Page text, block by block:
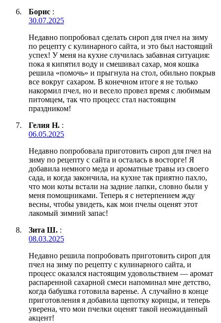
Борис :
30.07.2025
Недавно попробовал сделать сироп для пчел на зиму
по рецепту с кулинарного сайта, и это был настоящий
успех! У меня на кухне случилась забавная ситуация:
пока я кипятил воду и смешивал сахар, моя кошка
решила «помочь» и прыгнула на стол, обильно покрыв
все вокруг сахаром. В конечном итоге я не только
накормил пчел, но и весело провел время с любимым
питомцем, так что процесс стал настоящим
праздником!
Гелия Н. :
06.05.2025
Недавно попробовала приготовить сироп для пчел на
зиму по рецепту с сайта и осталась в восторге! Я
добавила немного меда и ароматные травы из своего
сада, и когда закончила, на кухне так приятно пахло,
что мои коты встали на задние лапки, словно были у
меня помощниками. Теперь я с нетерпением жду
весны, чтобы увидеть, как мои пчелы оценят этот
лакомый зимний запас!
Зита Ш. :
08.03.2025
Недавно решила попробовать приготовить сироп для
пчел на зиму по рецепту с кулинарного сайта, и
процесс оказался настоящим удовольствием — аромат
распаренной сахарной смеси напоминал мне детство,
когда бабушка готовила варенье. А случайно в конце
приготовления я добавила щепотку корицы, и теперь
уверена, что мои пчелки оценят такой неожиданный
акцент!